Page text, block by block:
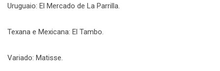
Uruguaio: El Mercado de La Parrilla.
Texana e Mexicana: El Tambo.
Variado: Matisse.